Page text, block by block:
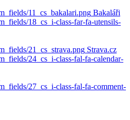
Bakaláři
Strava.cz